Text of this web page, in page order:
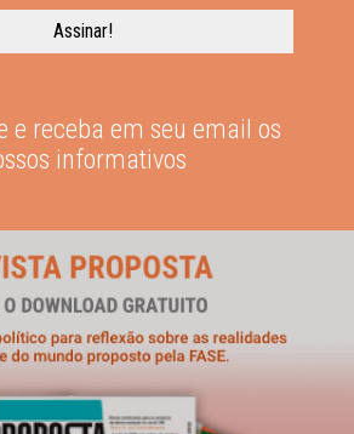
e receba em seu email os
informativos